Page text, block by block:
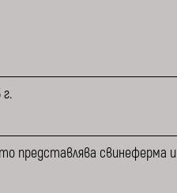
представлява свинеферма и